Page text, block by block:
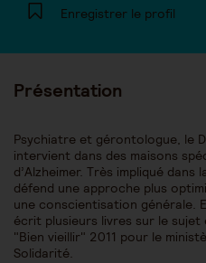
Enregistrer le profil
Présentation
Psychiatre et gérontologue, le
intervient dans des maisons
d’Alzheimer. Très impliqué
défend une approche plus
une conscientisation générale.
écrit plusieurs livres sur le
"Bien vieillir" 2011 pour le
Solidarité.